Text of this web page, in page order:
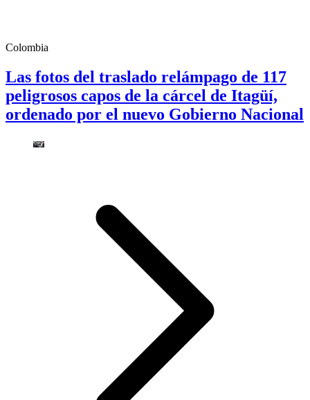
Colombia
Las fotos del traslado relámpago de 117
peligrosos capos de la cárcel de Itagüí,
ordenado por el nuevo Gobierno Nacional